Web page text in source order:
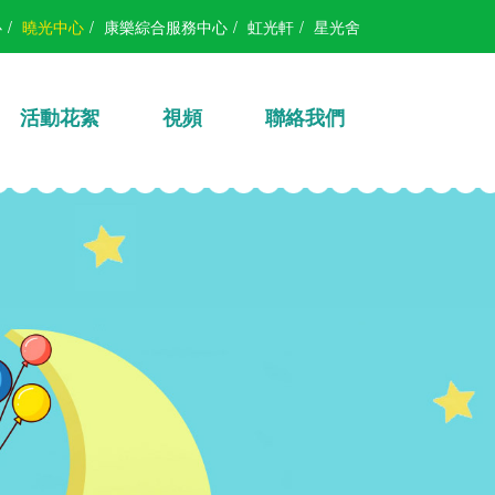
/ 曉光中心 / 康樂綜合服務中心 / 虹光軒 / 星光舍
活動花絮 視頻 聯絡我們